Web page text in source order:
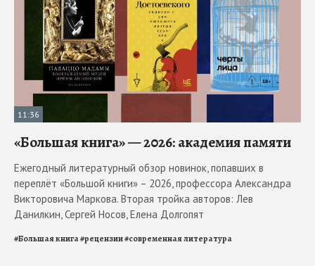
11:36
«Большая книга» — 2026: академия памяти
Ежегодный литературный обзор новинок, попавших в
переплёт «Большой книги» – 2026, профессора Александра
Викторовича Маркова. Вторая тройка авторов: Лев
Данилкин, Сергей Носов, Елена Долгопят
#Большая книга#рецензии#современная литература